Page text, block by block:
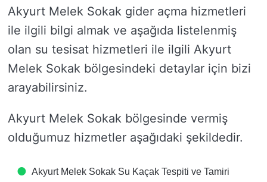
Akyurt Melek Sokak gider açma hizmetleri
ile ilgili bilgi almak ve aşağıda listelenmiş
olan su tesisat hizmetleri ile ilgili Akyurt
Melek Sokak bölgesindeki detaylar için bizi
arayabilirsiniz.
Akyurt Melek Sokak bölgesinde vermiş
olduğumuz hizmetler aşağıdaki şekildedir.
Akyurt Melek Sokak Su Kaçak Tespiti ve Tamiri